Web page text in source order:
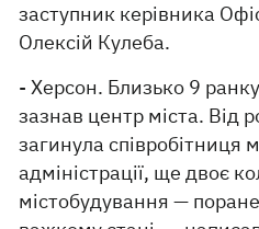
заступник керівника
Олексій Кулеба.
- Херсон. Близько 9
зазнав центр міста. Від
загинула співробітниця
адміністрації, ще двоє
містобудування —